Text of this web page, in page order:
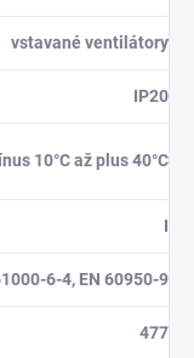
vstavané ventilátory
IP20
10°C až plus 40°C
I
6-4, EN 60950-9
477